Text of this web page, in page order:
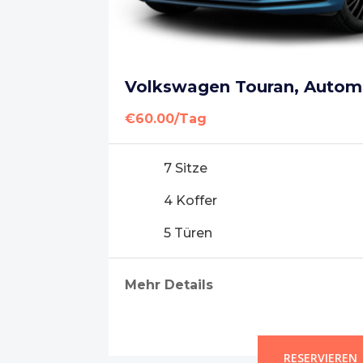
Volkswagen Touran,
€60.00/Tag
7 Sitze
4 Koffer
5 Türen
Mehr Details
RESERVIEREN